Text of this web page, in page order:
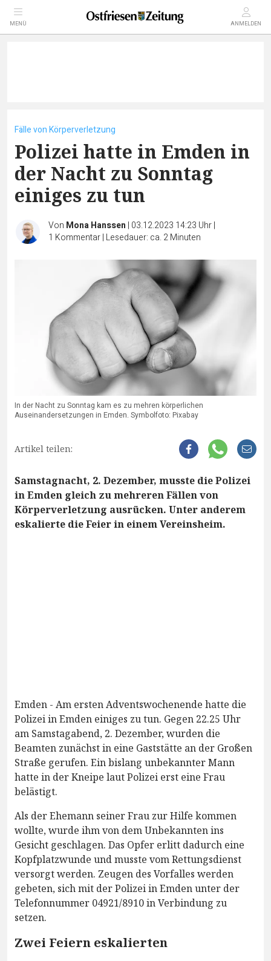
MENÜ ANMELDEN
Fälle von Körperverletzung
Polizei hatte in Emden in
der Nacht zu Sonntag
einiges zu tun
Von Mona Hanssen | 03.12.2023 14:23 Uhr|
1 Kommentar| Lesedauer: ca. 2 Minuten
In der Nacht zu Sonntag kam es zu mehren körperlichen
Auseinandersetzungen in Emden. Symbolfoto: Pixabay
Artikel teilen:
Samstagnacht, 2. Dezember, musste die Polizei
in Emden gleich zu mehreren Fällen von
Körperverletzung ausrücken. Unter anderem
eskalierte die Feier in einem Vereinsheim.
Emden - Am ersten Adventswochenende hatte die
Polizei in Emden einiges zu tun. Gegen 22.25 Uhr
am Samstagabend, 2. Dezember, wurden die
Beamten zunächst in eine Gaststätte an der Großen
Straße gerufen. Ein bislang unbekannter Mann
hatte in der Kneipe laut Polizei erst eine Frau
belästigt.
Als der Ehemann seiner Frau zur Hilfe kommen
wollte, wurde ihm von dem Unbekannten ins
Gesicht geschlagen. Das Opfer erlitt dadurch eine
Kopfplatzwunde und musste vom Rettungsdienst
versorgt werden. Zeugen des Vorfalles werden
gebeten, sich mit der Polizei in Emden unter der
Telefonnummer 04921/8910 in Verbindung zu
setzen.
Zwei Feiern eskalierten